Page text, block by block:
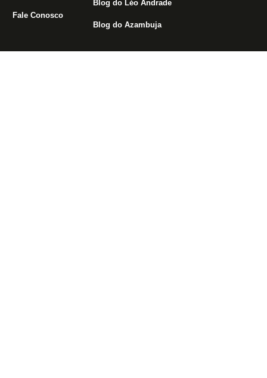
Fale Conosco
Blog do Léo Andrade
Blog do Azambuja